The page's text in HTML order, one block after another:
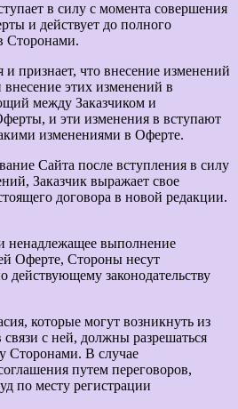
в силу с момента совершения
и действует до полного
Сторонами.
и признает, что внесение изменений
внесение этих изменений в
между Заказчиком и
и эти изменения в вступают
изменениями в Оферте.
Сайта после вступления в силу
Заказчик выражает свое
договора в новой редакции.
ненадлежащее выполнение
Оферте, Стороны несут
действующему законодательству
которые могут возникнуть из
с ней, должны разрешаться
Сторонами. В случае
путем переговоров,
по месту регистрации